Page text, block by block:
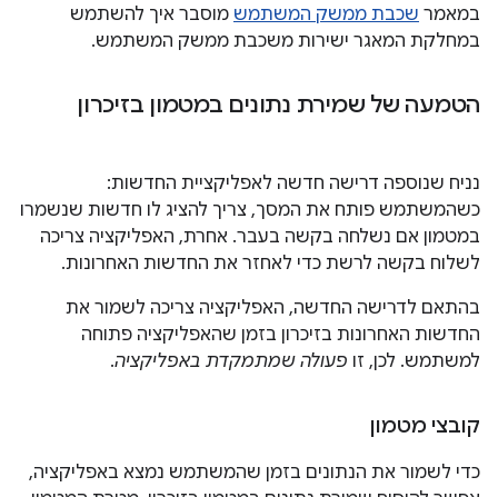
במאמר שכבת ממשק המשתמש מוסבר איך להשתמש
במחלקת המאגר ישירות משכבת ממשק המשתמש.
הטמעה של שמירת נתונים במטמון בזיכרון
נניח שנוספה דרישה חדשה לאפליקציית החדשות:
כשהמשתמש פותח את המסך, צריך להציג לו חדשות שנשמרו
במטמון אם נשלחה בקשה בעבר. אחרת, האפליקציה צריכה
לשלוח בקשה לרשת כדי לאחזר את החדשות האחרונות.
בהתאם לדרישה החדשה, האפליקציה צריכה לשמור את
החדשות האחרונות בזיכרון בזמן שהאפליקציה פתוחה
למשתמש. לכן, זו פעולה שמתמקדת באפליקציה.
קובצי מטמון
כדי לשמור את הנתונים בזמן שהמשתמש נמצא באפליקציה,